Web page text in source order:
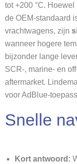
tot +200 °C.
de OEM-standaard
vrachtwagens, zijn
wanneer hogere
bijzonder lange
SCR-, marine- en
aftermarket.
voor AdBlue-
Snelle
Kort antwoord: